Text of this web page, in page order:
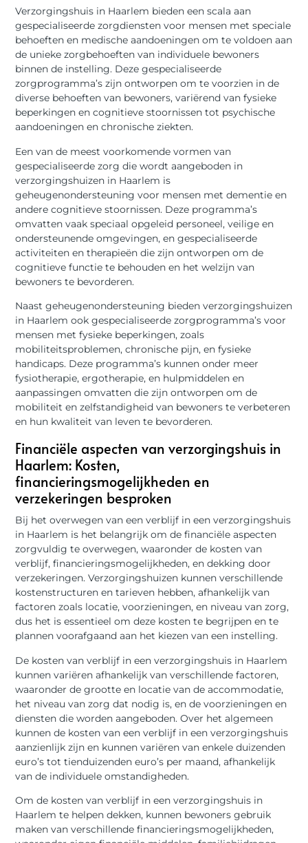
Verzorgingshuis in Haarlem bieden een scala aan
gespecialiseerde zorgdiensten voor mensen met speciale
behoeften en medische aandoeningen om te voldoen aan
de unieke zorgbehoeften van individuele bewoners
binnen de instelling. Deze gespecialiseerde
zorgprogramma’s zijn ontworpen om te voorzien in de
diverse behoeften van bewoners, variërend van fysieke
beperkingen en cognitieve stoornissen tot psychische
aandoeningen en chronische ziekten.
Een van de meest voorkomende vormen van
gespecialiseerde zorg die wordt aangeboden in
verzorgingshuizen in Haarlem is
geheugenondersteuning voor mensen met dementie en
andere cognitieve stoornissen. Deze programma’s
omvatten vaak speciaal opgeleid personeel, veilige en
ondersteunende omgevingen, en gespecialiseerde
activiteiten en therapieën die zijn ontworpen om de
cognitieve functie te behouden en het welzijn van
bewoners te bevorderen.
Naast geheugenondersteuning bieden verzorgingshuizen
in Haarlem ook gespecialiseerde zorgprogramma’s voor
mensen met fysieke beperkingen, zoals
mobiliteitsproblemen, chronische pijn, en fysieke
handicaps. Deze programma’s kunnen onder meer
fysiotherapie, ergotherapie, en hulpmiddelen en
aanpassingen omvatten die zijn ontworpen om de
mobiliteit en zelfstandigheid van bewoners te verbeteren
en hun kwaliteit van leven te bevorderen.
Financiële aspecten van verzorgingshuis in
Haarlem: Kosten,
financieringsmogelijkheden en
verzekeringen besproken
Bij het overwegen van een verblijf in een verzorgingshuis
in Haarlem is het belangrijk om de financiële aspecten
zorgvuldig te overwegen, waaronder de kosten van
verblijf, financieringsmogelijkheden, en dekking door
verzekeringen. Verzorgingshuizen kunnen verschillende
kostenstructuren en tarieven hebben, afhankelijk van
factoren zoals locatie, voorzieningen, en niveau van zorg,
dus het is essentieel om deze kosten te begrijpen en te
plannen voorafgaand aan het kiezen van een instelling.
De kosten van verblijf in een verzorgingshuis in Haarlem
kunnen variëren afhankelijk van verschillende factoren,
waaronder de grootte en locatie van de accommodatie,
het niveau van zorg dat nodig is, en de voorzieningen en
diensten die worden aangeboden. Over het algemeen
kunnen de kosten van een verblijf in een verzorgingshuis
aanzienlijk zijn en kunnen variëren van enkele duizenden
euro’s tot tienduizenden euro’s per maand, afhankelijk
van de individuele omstandigheden.
Om de kosten van verblijf in een verzorgingshuis in
Haarlem te helpen dekken, kunnen bewoners gebruik
maken van verschillende financieringsmogelijkheden,